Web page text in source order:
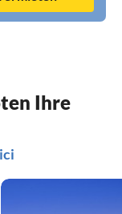
Ihre